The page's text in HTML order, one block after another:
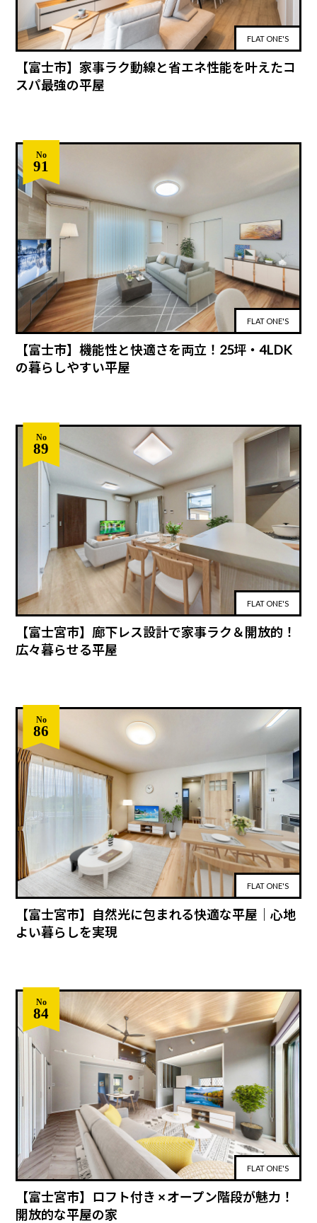
FLAT ONE'S
【富士市】家事ラク動線と省エネ性能を叶えたコ
スパ最強の平屋
No
91
FLAT ONE'S
【富士市】機能性と快適さを両立！25坪・4LDK
の暮らしやすい平屋
No
89
FLAT ONE'S
【富士宮市】廊下レス設計で家事ラク＆開放的！
広々暮らせる平屋
No
86
FLAT ONE'S
【富士宮市】自然光に包まれる快適な平屋｜心地
よい暮らしを実現
No
84
FLAT ONE'S
【富士宮市】ロフト付き × オープン階段が魅力！
開放的な平屋の家